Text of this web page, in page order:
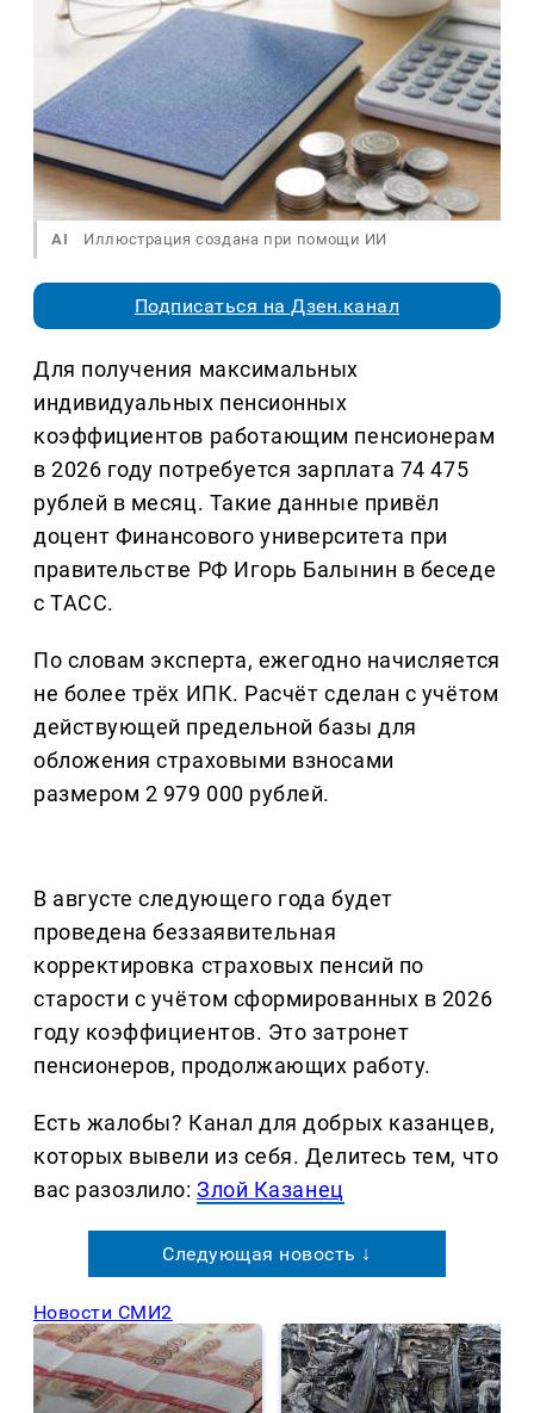
AI Иллюстрация создана при помощи ИИ
Подписаться на Дзен.канал
Для получения максимальных
индивидуальных пенсионных
коэффициентов работающим пенсионерам
в 2026 году потребуется зарплата 74 475
рублей в месяц. Такие данные привёл
доцент Финансового университета при
правительстве РФ Игорь Балынин в беседе
с ТАСС.
По словам эксперта, ежегодно начисляется
не более трёх ИПК. Расчёт сделан с учётом
действующей предельной базы для
обложения страховыми взносами
размером 2 979 000 рублей.
В августе следующего года будет
проведена беззаявительная
корректировка страховых пенсий по
старости с учётом сформированных в 2026
году коэффициентов. Это затронет
пенсионеров, продолжающих работу.
Есть жалобы? Канал для добрых казанцев,
которых вывели из себя. Делитеcь тем, что
вас разозлило:Злой Казанец
Следующая новость ↓
Новости СМИ2